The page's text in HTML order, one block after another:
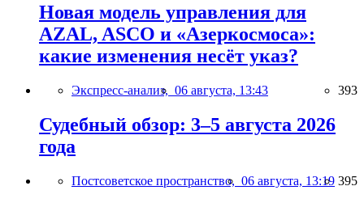
Новая модель управления для
AZAL, ASCO и «Азеркосмоса»:
какие изменения несёт указ?
Экспресс-анализ, 06 августа, 13:43 393
Судебный обзор: 3–5 августа 2026
года
Постсоветское пространство, 06 августа, 13:19 395